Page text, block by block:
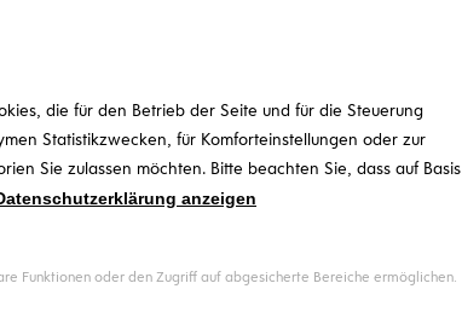
die für den Betrieb der Seite und für die Steuerung
Statistikzwecken, für Komforteinstellungen oder zur
Sie zulassen möchten. Bitte beachten Sie, dass auf Basis
anzeigen
Funktionen oder den Zugriff auf abgesicherte Bereiche ermöglichen.